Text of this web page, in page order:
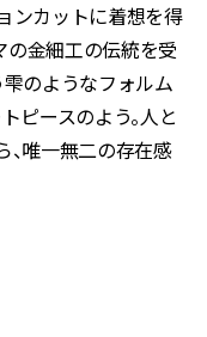
ンカットに着想を得
の金細工の伝統を受
のようなフォルム
ピースのよう。人と
唯一無二の存在感